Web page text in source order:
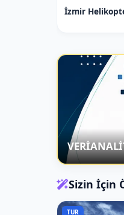
edilir.
Öne
3.
İzmir
Sizin İçin
TUR